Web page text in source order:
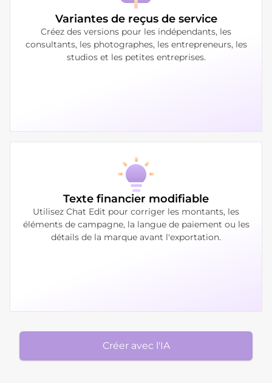
Variantes de reçus de service
Créez des versions pour les indépendants, les
consultants, les photographes, les entrepreneurs, les
studios et les petites entreprises.
Texte financier modifiable
Utilisez Chat Edit pour corriger les montants, les
éléments de campagne, la langue de paiement ou les
détails de la marque avant l'exportation.
Créer avec l'IA